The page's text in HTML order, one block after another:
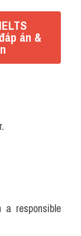
án &
responsible